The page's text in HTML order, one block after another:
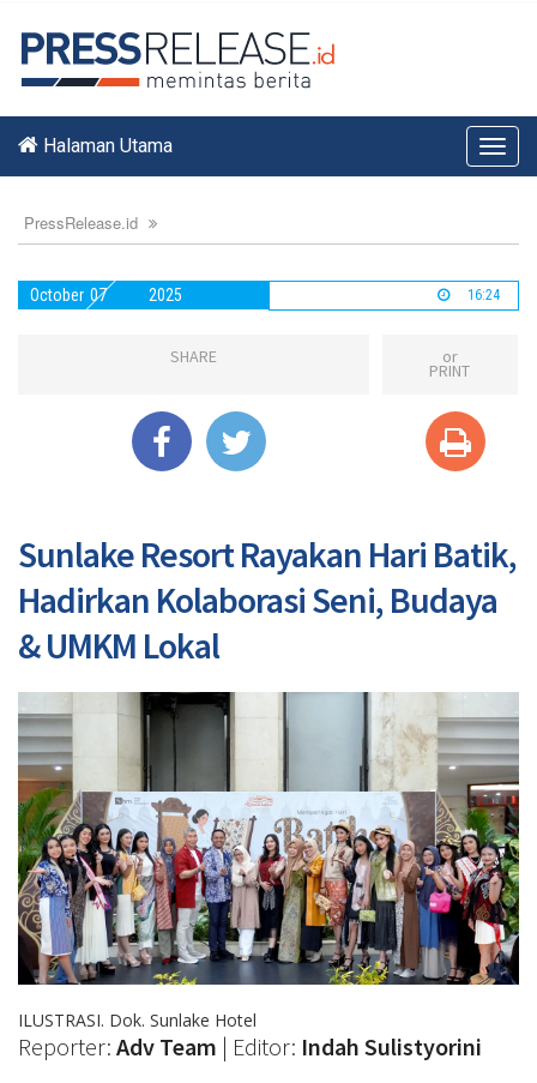
Halaman Utama
PressRelease.id
October 07 2025 16:24
SHARE or
PRINT
Sunlake Resort Rayakan Hari Batik,
Hadirkan Kolaborasi Seni, Budaya
& UMKM Lokal
ILUSTRASI. Dok. Sunlake Hotel
Reporter: Adv Team | Editor: Indah Sulistyorini